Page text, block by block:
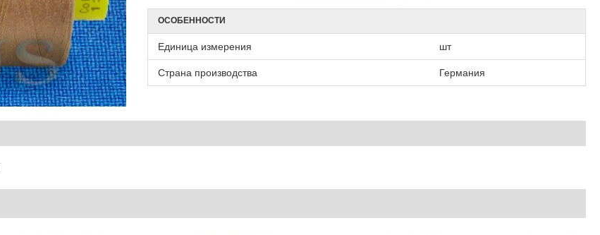
ОСОБЕННОСТИ
Единица измерения шт
Страна производства Германия